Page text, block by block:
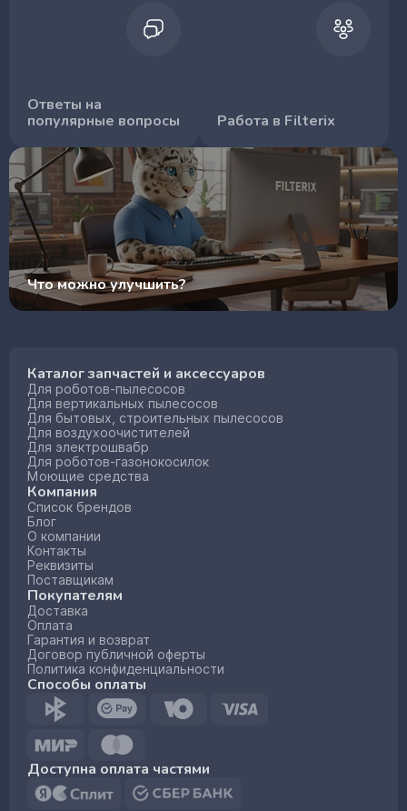
Ответы на
популярные вопросы
Работа в Filterix
Что можно улучшить?
Каталог запчастей и аксессуаров
Для роботов-пылесосов
Для вертикальных пылесосов
Для бытовых, строительных пылесосов
Для воздухоочистителей
Для электрошвабр
Для роботов-газонокосилок
Моющие средства
Компания
Список брендов
Блог
О компании
Контакты
Реквизиты
Поставщикам
Покупателям
Доставка
Оплата
Гарантия и возврат
Договор публичной оферты
Политика конфиденциальности
Способы оплаты
Доступна оплата частями